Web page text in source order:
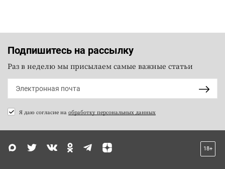
Подпишитесь на рассылку
Раз в неделю мы присылаем самые важные статьи
Я даю согласие на обработку персональных данных
18+